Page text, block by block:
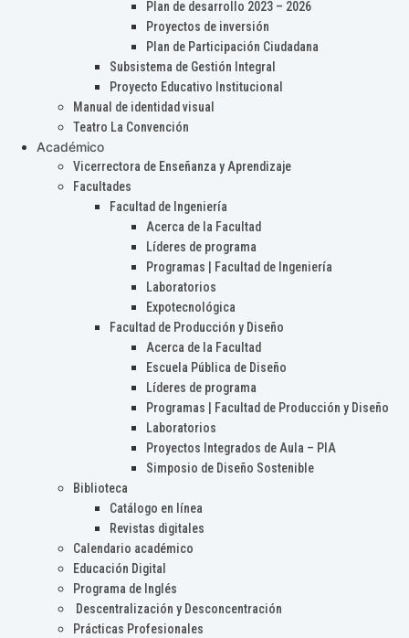
Plan de desarrollo 2023 – 2026
Proyectos de inversión
Plan de Participación Ciudadana
Subsistema de Gestión Integral
Proyecto Educativo Institucional
Manual de identidad visual
Teatro La Convención
Académico
Vicerrectora de Enseñanza y Aprendizaje
Facultades
Facultad de Ingeniería
Acerca de la Facultad
Líderes de programa
Programas | Facultad de Ingeniería
Laboratorios
Expotecnológica
Facultad de Producción y Diseño
Acerca de la Facultad
Escuela Pública de Diseño
Líderes de programa
Programas | Facultad de Producción y Diseño
Laboratorios
Proyectos Integrados de Aula – PIA
Simposio de Diseño Sostenible
Biblioteca
Catálogo en línea
Revistas digitales
Calendario académico
Educación Digital
Programa de Inglés
Descentralización y Desconcentración
Prácticas Profesionales